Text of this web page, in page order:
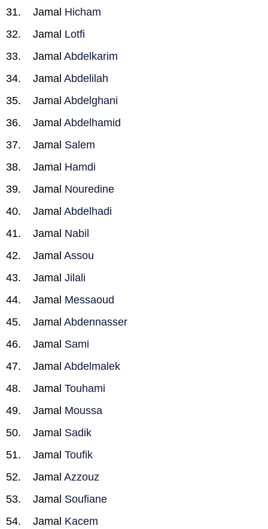
Jamal Hicham
Jamal Lotfi
Jamal Abdelkarim
Jamal Abdelilah
Jamal Abdelghani
Jamal Abdelhamid
Jamal Salem
Jamal Hamdi
Jamal Nouredine
Jamal Abdelhadi
Jamal Nabil
Jamal Assou
Jamal Jilali
Jamal Messaoud
Jamal Abdennasser
Jamal Sami
Jamal Abdelmalek
Jamal Touhami
Jamal Moussa
Jamal Sadik
Jamal Toufik
Jamal Azzouz
Jamal Soufiane
Jamal Kacem